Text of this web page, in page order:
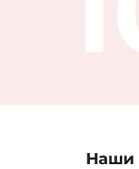
Наши